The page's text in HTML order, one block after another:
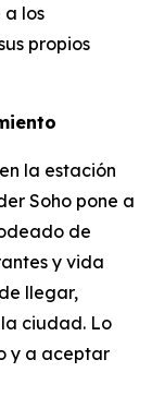
los
propios
la estación
Soho pone a
de
y vida
llegar,
ciudad. Lo
y a aceptar